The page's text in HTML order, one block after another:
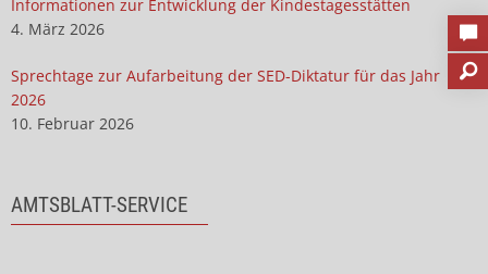
Informationen zur Entwicklung der Kindestagesstätten
4. März 2026
Sprechtage zur Aufarbeitung der SED-Diktatur für das Jahr
2026
10. Februar 2026
AMTSBLATT-SERVICE